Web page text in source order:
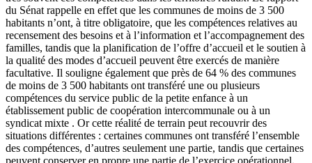
du Sénat rappelle en effet que les communes de moins de 3 500
habitants n’ont, à titre obligatoire, que les compétences relatives au
recensement des besoins et à l’information et l’accompagnement des
familles, tandis que la planification de l’offre d’accueil et le soutien à
la qualité des modes d’accueil peuvent être exercés de manière
facultative. Il souligne également que près de 64 % des communes
de moins de 3 500 habitants ont transféré une ou plusieurs
compétences du service public de la petite enfance à un
établissement public de coopération intercommunale ou à un
syndicat mixte . Or cette réalité de terrain peut recouvrir des
situations différentes : certaines communes ont transféré l’ensemble
des compétences, d’autres seulement une partie, tandis que certaines
peuvent conserver en propre une partie de l’exercice opérationnel.